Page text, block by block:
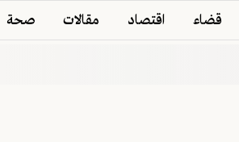
قضاء اقتصاد مقالات صحة